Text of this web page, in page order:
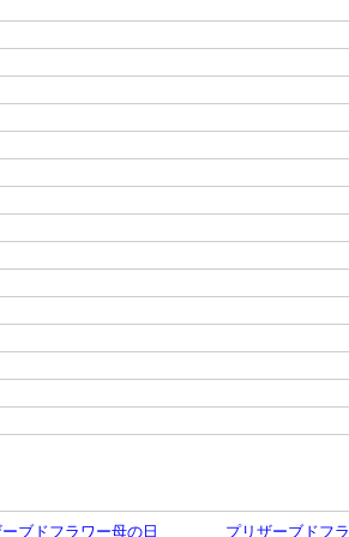
ブドフラワー母の日 プリザーブドフ